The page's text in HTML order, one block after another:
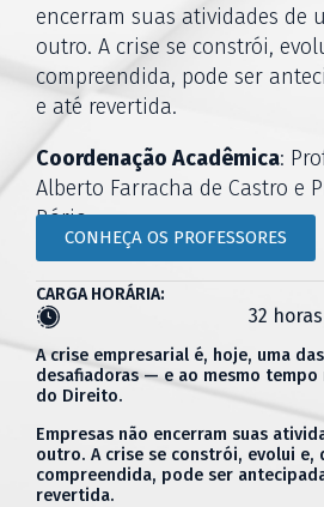
encerram suas atividades de
outro. A crise se constrói,
compreendida, pode ser
e até revertida.
Coordenação Acadêmica:
Alberto Farracha de Castro e
Bório
CONHEÇA OS PROFESSORES
CARGA HORÁRIA:
32 horas
A crise empresarial é, hoje, uma
desafiadoras — e ao mesmo
do Direito.
Empresas não encerram suas
outro. A crise se constrói, evolui e,
compreendida, pode ser
revertida.